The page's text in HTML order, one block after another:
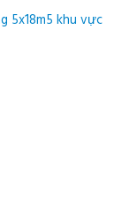
5x18m5 khu vực